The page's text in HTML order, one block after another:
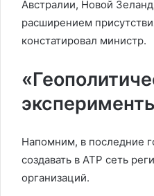
Австралии, Новой
расширением
констатировал министр.
Напомним, в последние
создавать в АТР сеть
организаций.